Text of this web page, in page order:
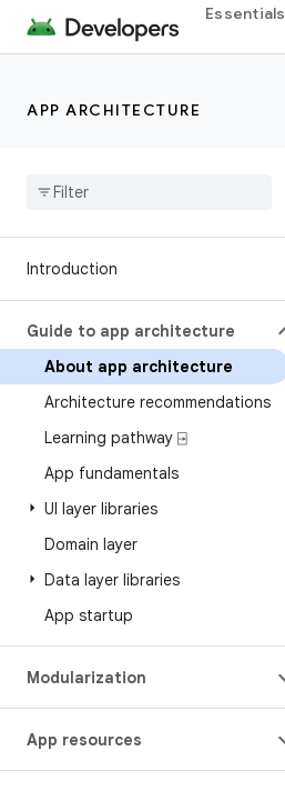
Essentials
APP ARCHITECTURE
Introduction
Guide to app architecture
About app architecture
Architecture recommendations
Learning pathway ⍈
App fundamentals
UI layer libraries
Domain layer
Data layer libraries
App startup
Modularization
App resources